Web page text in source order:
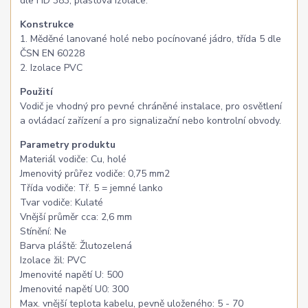
Konstrukce
1. Měděné lanované holé nebo pocínované jádro, třída 5 dle
ČSN EN 60228
2. Izolace PVC
Použití
Vodič je vhodný pro pevné chráněné instalace, pro osvětlení
a ovládací zařízení a pro signalizační nebo kontrolní obvody.
Parametry produktu
Materiál vodiče: Cu, holé
Jmenovitý průřez vodiče: 0,75 mm2
Třída vodiče: Tř. 5 = jemné lanko
Tvar vodiče: Kulaté
Vnější průměr cca: 2,6 mm
Stínění: Ne
Barva pláště: Žlutozelená
Izolace žil: PVC
Jmenovité napětí U: 500
Jmenovité napětí U0: 300
Max. vnější teplota kabelu, pevně uloženého: 5 - 70